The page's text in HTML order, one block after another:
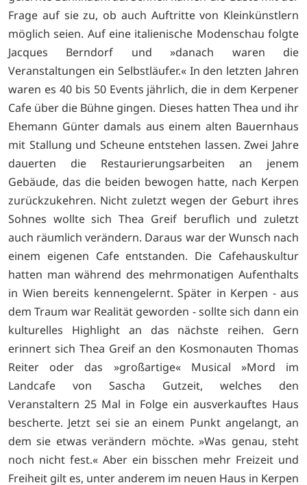
Frage auf sie zu, ob auch Auftritte von Kleinkünstlern
möglich seien. Auf eine italienische Modenschau folgte
Jacques Berndorf und »danach waren die
Veranstaltungen ein Selbstläufer.« In den letzten Jahren
waren es 40 bis 50 Events jährlich, die in dem Kerpener
Cafe über die Bühne gingen. Dieses hatten Thea und ihr
Ehemann Günter damals aus einem alten Bauernhaus
mit Stallung und Scheune entstehen lassen. Zwei Jahre
dauerten die Restaurierungsarbeiten an jenem
Gebäude, das die beiden bewogen hatte, nach Kerpen
zurückzukehren. Nicht zuletzt wegen der Geburt ihres
Sohnes wollte sich Thea Greif beruflich und zuletzt
auch räumlich verändern. Daraus war der Wunsch nach
einem eigenen Cafe entstanden. Die Cafehauskultur
hatten man während des mehrmonatigen Aufenthalts
in Wien bereits kennengelernt. Später in Kerpen - aus
dem Traum war Realität geworden - sollte sich dann ein
kulturelles Highlight an das nächste reihen. Gern
erinnert sich Thea Greif an den Kosmonauten Thomas
Reiter oder das »großartige« Musical »Mord im
Landcafe von Sascha Gutzeit, welches den
Veranstaltern 25 Mal in Folge ein ausverkauftes Haus
bescherte. Jetzt sei sie an einem Punkt angelangt, an
dem sie etwas verändern möchte. »Was genau, steht
noch nicht fest.« Aber ein bisschen mehr Freizeit und
Freiheit gilt es, unter anderem im neuen Haus in Kerpen